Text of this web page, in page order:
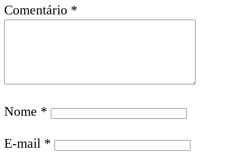
Comentário *
Nome *
E-mail *